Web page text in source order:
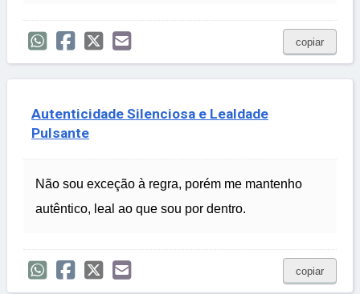
copiar
Autenticidade Silenciosa e Lealdade
Pulsante
Não sou exceção à regra, porém me mantenho
autêntico, leal ao que sou por dentro.
copiar